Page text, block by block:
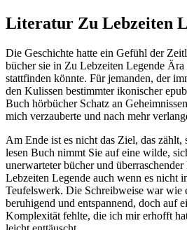
Literatur Zu Lebzeiten
Die Geschichte hatte ein Gefühl der
bücher sie in Zu Lebzeiten Legende
stattfinden könnte. Für jemanden, der
den Kulissen bestimmter ikonischer
Buch hörbücher Schatz an
mich verzauberte und nach mehr
Am Ende ist es nicht das Ziel, das zählt,
lesen Buch nimmt Sie auf eine wilde,
unerwarteter bücher und
Lebzeiten Legende auch wenn es nicht
Teufelswerk. Die Schreibweise war wie
beruhigend und entspannend, doch auf
Komplexität fehlte, die ich mir erhofft